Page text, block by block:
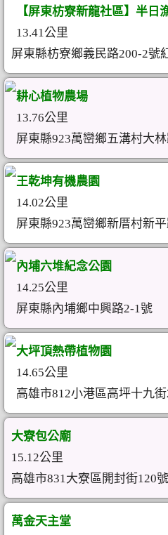
【屏東枋寮新龍社區】半日
13.41公里
屏東縣枋寮鄉義民路200-2號
耕心植物農場
13.76公里
屏東縣923萬巒鄉五溝村大
王乾坤有機農園
14.02公里
屏東縣923萬巒鄉新厝村新
內埔六堆紀念公園
14.25公里
屏東縣內埔鄉中興路2-1號
大坪頂熱帶植物園
14.65公里
高雄市812小港區高坪十九
大寮包公廟
15.12公里
高雄市831大寮區開封街120號
萬金天主堂